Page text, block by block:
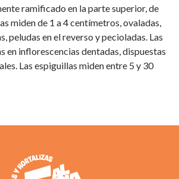
ramificado en la parte superior, de
miden de 1 a 4 centímetros, ovaladas,
peludas en el reverso y pecioladas. Las
en inflorescencias dentadas, dispuestas
Las espiguillas miden entre 5 y 30